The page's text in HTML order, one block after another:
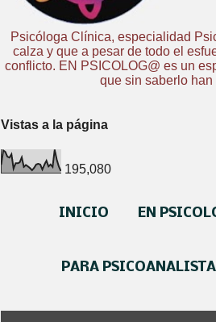
Psicóloga Clínica, especialidad
calza y que a pesar de todo el
conflicto. EN PSICOLOG@ es un
que sin saberlo
Vistas a la página
195,080
INICIO EN
PARA